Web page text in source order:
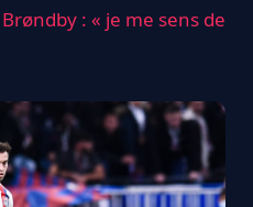
: « je me sens de